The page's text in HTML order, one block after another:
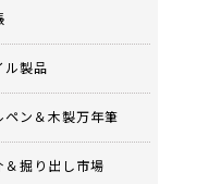
ル製品
ペン＆木製万年筆
＆掘り出し市場